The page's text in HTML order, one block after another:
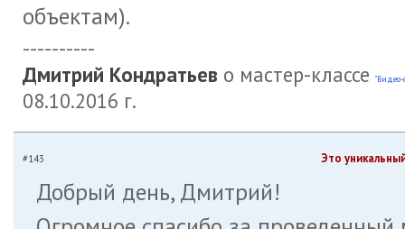
объектам).
----------
Дмитрий Кондратьев о мастер-классе
08.10.2016 г.
#143 Это
Добрый день, Дмитрий!